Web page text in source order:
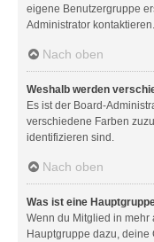
eigene Benutzergruppe
Administrator kontaktieren.
Nach oben
Weshalb werden
Es ist der Board-
verschiedene Farben
identifizieren sind.
Nach oben
Was ist eine
Wenn du Mitglied in mehr
Hauptgruppe dazu,